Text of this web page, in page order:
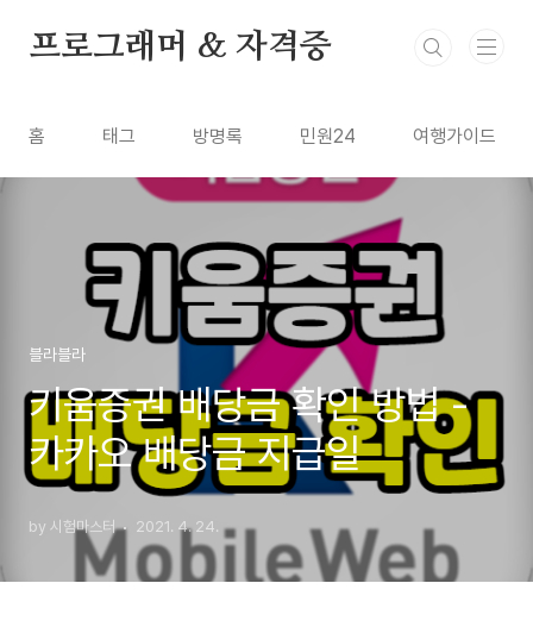
프로그래머 & 자격증
홈 태그 방명록 민원24 여행가이드
블라블라
키움증권 배당금 확인 방법 -
카카오 배당금 지급일
by 시험마스터 2021. 4. 24.